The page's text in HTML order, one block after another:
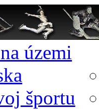
územi
športu